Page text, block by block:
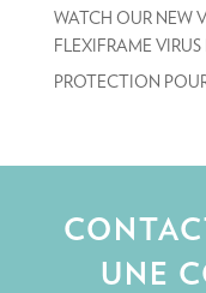
WATCH OUR NEW
FLEXIFRAME
PROTECTION
UNE